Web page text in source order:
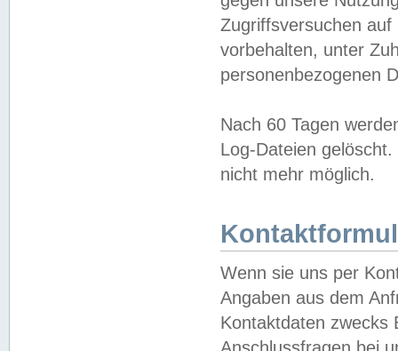
Zugriffsversuchen
vorbehalten, unter
personenbezogenen
Nach 60 Tagen
Log-Dateien
nicht mehr möglich.
Wenn sie uns per
Angaben aus dem
Kontaktdaten zwecks